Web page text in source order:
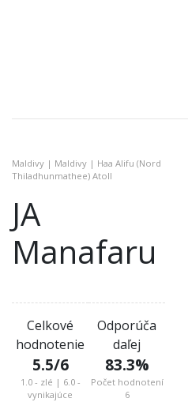
Maldivy | Maldivy | Haa Alifu (Nord
Thiladhunmathee) Atoll
JA
Manafaru
Celkové
hodnotenie
5.5/6
1.0 - zlé | 6.0 -
vynikajúce
Odporúča
daľej
83.3%
Počet hodnotení
6